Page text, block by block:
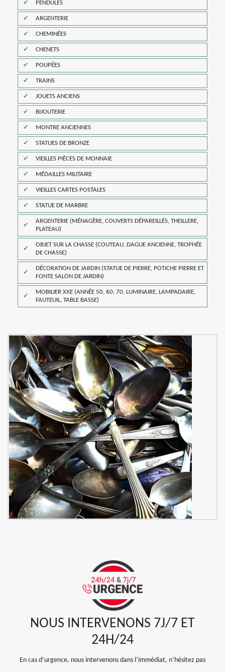
PENDULES
ARGENTERIE
CHEMINÉES
CHENETS
POUPÉES
TRAINS
JOUETS ANCIENS
BIJOUTERIE
MONTRE ANCIENNES
STATUES DE BRONZE
VIEILLES PIÈCES DE MONNAIE
MÉDAILLES MILITAIRE
VIEILLES CARTES POSTALES
STATUE DE MARBRE
ARGENTERIE (MÉNAGÈRE, COUVERTS DÉPAREILLÉS, THEILLERE,
PLATEAU)
OBJET SUR LA CHASSE (COUTEAU, DAGUE ANCIENNE, TROPHÉE
DE CHASSE)
DÉCORATION DE JARDIN (STATUE DE PIERRE, POTICHE PIERRE ET
FONTE SALON DE JARDIN)
MOBILIER XXE (ANNÉE 50, 60, 70, LUMINAIRE, LAMPADAIRE,
FAUTEUIL, TABLE BASSE)
NOUS INTERVENONS 7J/7 ET
24H/24
En cas d’urgence, nous intervenons dans l’immédiat, n’hésitez pas